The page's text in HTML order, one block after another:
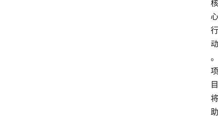
核
心
行
动
。
项
目
将
助